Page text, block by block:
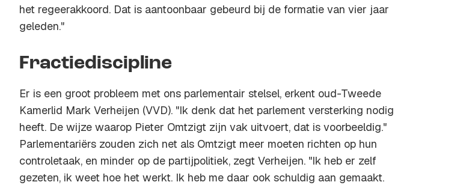
het regeerakkoord. Dat is aantoonbaar gebeurd bij de formatie van vier jaar
geleden."
Fractiediscipline
Er is een groot probleem met ons parlementair stelsel, erkent oud-Tweede
Kamerlid Mark Verheijen (VVD). "Ik denk dat het parlement versterking nodig
heeft. De wijze waarop Pieter Omtzigt zijn vak uitvoert, dat is voorbeeldig."
Parlementariërs zouden zich net als Omtzigt meer moeten richten op hun
controletaak, en minder op de partijpolitiek, zegt Verheijen. "Ik heb er zelf
gezeten, ik weet hoe het werkt. Ik heb me daar ook schuldig aan gemaakt.